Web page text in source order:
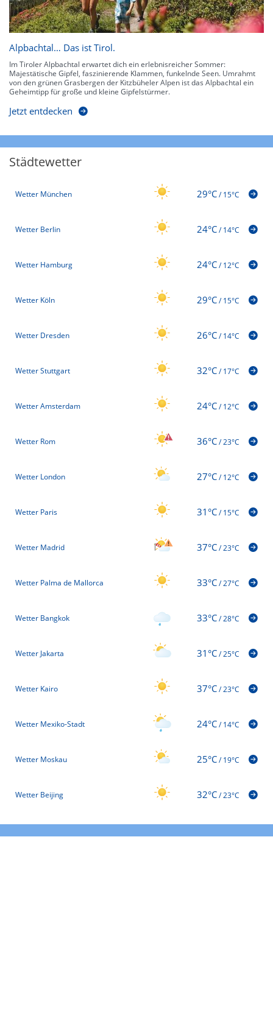
Alpbachtal… Das ist Tirol.
Im Tiroler Alpbachtal erwartet dich ein erlebnisreicher Sommer:
Majestätische Gipfel, faszinierende Klammen, funkelnde Seen. Umrahmt
von den grünen Grasbergen der Kitzbüheler Alpen ist das Alpbachtal ein
Geheimtipp für große und kleine Gipfelstürmer.
Jetzt entdecken
Städtewetter
Wetter München 29°C/15°C
Wetter Berlin 24°C/14°C
Wetter Hamburg 24°C/12°C
Wetter Köln 29°C/15°C
Wetter Dresden 26°C/14°C
Wetter Stuttgart 32°C/17°C
Wetter Amsterdam 24°C/12°C
Wetter Rom 36°C/23°C
Wetter London 27°C/12°C
Wetter Paris 31°C/15°C
Wetter Madrid 37°C/23°C
Wetter Palma de Mallorca 33°C/27°C
Wetter Bangkok 33°C/28°C
Wetter Jakarta 31°C/25°C
Wetter Kairo 37°C/23°C
Wetter Mexiko-Stadt 24°C/14°C
Wetter Moskau 25°C/19°C
Wetter Beijing 32°C/23°C